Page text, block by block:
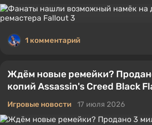
1 комментарий
Ждём новые ремейки?
копий Assassin's Creed Black
Игровые новости 17 июля 2026